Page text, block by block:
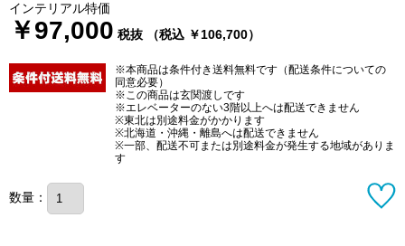
インテリアル特価
￥97,000 税抜 （税込 ￥106,700）
※本商品は条件付き送料無料です（配送条件についての
同意必要）
※この商品は玄関渡しです
※エレベーターのない3階以上へは配送できません
※東北は別途料金がかかります
※北海道・沖縄・離島へは配送できません
※一部、配送不可または別途料金が発生する地域がありま
す
数量：